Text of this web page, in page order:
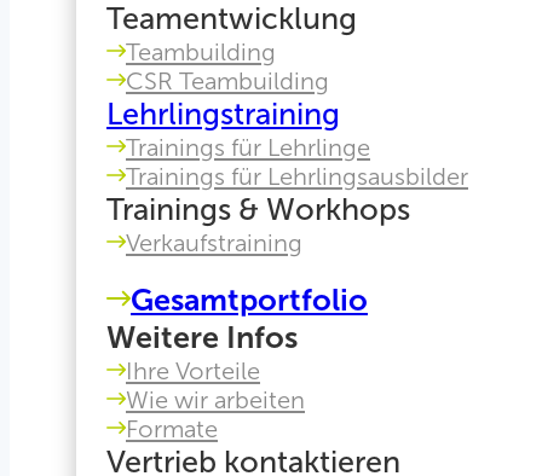
Teamentwicklung
Teambuilding
CSR Teambuilding
Lehrlingstraining
Trainings für Lehrlinge
Trainings für Lehrlingsausbilder
Trainings & Workhops
Verkaufstraining
Gesamtportfolio
Weitere Infos
Ihre Vorteile
Wie wir arbeiten
Formate
Vertrieb kontaktieren